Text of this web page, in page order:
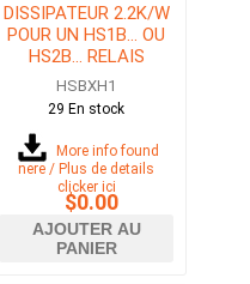
DISSIPATEUR 2.2K/W
POUR UN HS1B... OU
HS2B... RELAIS
STATIQUE (SSR)
HSBXH1
29 En stock
More info found
here / Plus de details
clicker ici
$0.00
AJOUTER AU
PANIER